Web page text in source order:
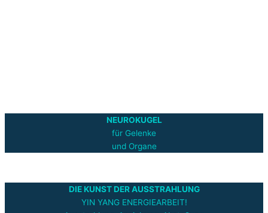
NEUROKUGEL
für Gelenke
und Organe
DIE KUNST DER AUSSTRAHLUNG
YIN YANG ENERGIEARBEIT!